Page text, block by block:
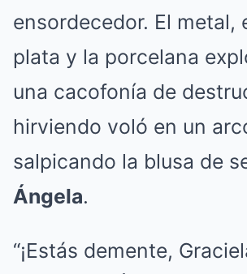
ensordecedor. El metal,
plata y la porcelana
una cacofonía de
hirviendo voló en un
salpicando la blusa de
Ángela.
“¡Estás demente,